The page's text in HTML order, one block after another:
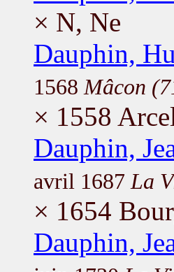
× N, Ne
Dauphin,
1568 Mâcon
× 1558
Dauphin,
avril 1687 La
× 1654
Dauphin,